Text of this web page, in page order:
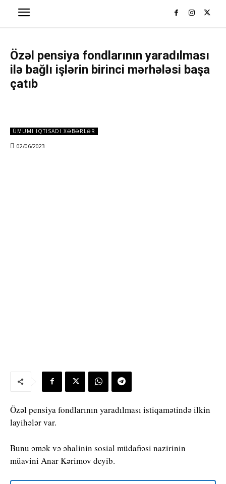
Özəl pensiya fondlarının yaradılması
ilə bağlı işlərin birinci mərhələsi başa
çatıb
ÜMUMI IQTISADI XƏBƏRLƏR
02/06/2023
Özəl pensiya fondlarının yaradılması istiqamətində ilkin
layihələr var.
Bunu əmək və əhalinin sosial müdafiəsi nazirinin
müavini Anar Kərimov deyib.